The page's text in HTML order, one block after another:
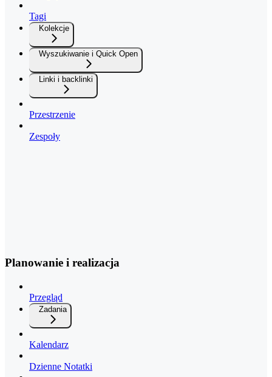
Tagi
Kolekcje
Wyszukiwanie i Quick Open
Linki i backlinki
Przestrzenie
Zespoły
Planowanie i realizacja
Przegląd
Zadania
Kalendarz
Dzienne Notatki